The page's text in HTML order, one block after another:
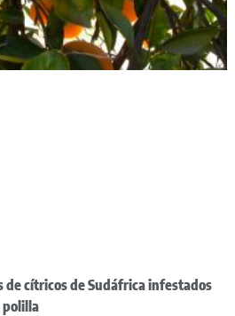
cítricos de Sudáfrica infestados
polilla